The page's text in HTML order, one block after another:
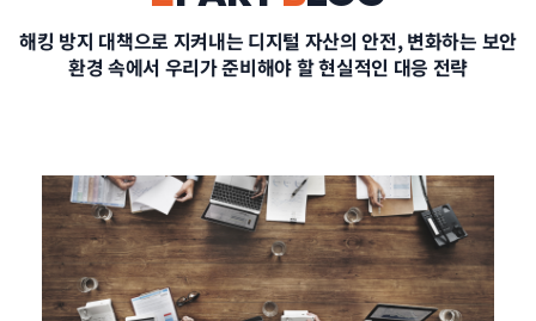
PORTFOLIO
CONTACT
정부지원사업
해킹 방지 대책으로 지켜내는 디지털 자산의 안전, 변화하는 보안
환경 속에서 우리가 준비해야 할 현실적인 대응 전략